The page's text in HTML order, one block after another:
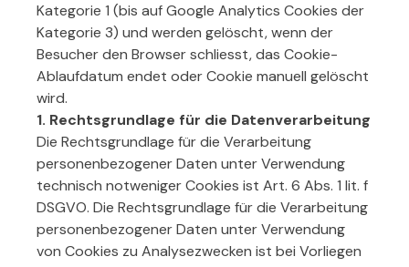
Kategorie 1 (bis auf Google Analytics Cookies der
Kategorie 3) und werden gelöscht, wenn der
Besucher den Browser schliesst, das Cookie-
Ablaufdatum endet oder Cookie manuell gelöscht
wird.
1. Rechtsgrundlage für die Datenverarbeitung
Die Rechtsgrundlage für die Verarbeitung
personenbezogener Daten unter Verwendung
technisch notweniger Cookies ist Art. 6 Abs. 1 lit. f
DSGVO. Die Rechtsgrundlage für die Verarbeitung
personenbezogener Daten unter Verwendung
von Cookies zu Analysezwecken ist bei Vorliegen